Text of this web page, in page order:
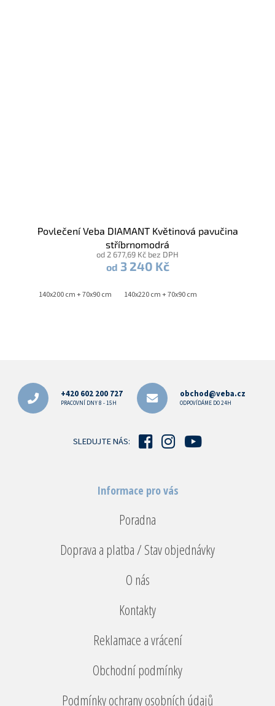
Povlečení Veba DIAMANT Květinová pavučina
stříbrnomodrá
od 2 677,69 Kč bez DPH
od 3 240 Kč
140x200 cm + 70x90 cm 140x220 cm + 70x90 cm
+420 602 200 727
PRACOVNÍ DNY 8 - 15H
obchod@veba.cz
ODPOVÍDÁME DO 24H
SLEDUJTE NÁS:
Informace pro vás
Poradna
Doprava a platba / Stav objednávky
O nás
Kontakty
Reklamace a vrácení
Obchodní podmínky
Podmínky ochrany osobních údajů